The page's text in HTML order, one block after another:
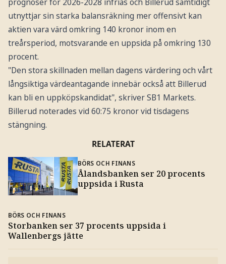
utnyttjar sin starka balansräkning mer offensivt kan
aktien vara värd omkring 140 kronor inom en
treårsperiod, motsvarande en uppsida på omkring 130
procent.
"Den stora skillnaden mellan dagens värdering och vårt
långsiktiga värdeantagande innebär också att Billerud
kan bli en uppköpskandidat", skriver SB1 Markets.
Billerud noterades vid 60:75 kronor vid tisdagens
stängning.
RELATERAT
BÖRS OCH FINANS
Ålandsbanken ser 20 procents
uppsida i Rusta
BÖRS OCH FINANS
Storbanken ser 37 procents uppsida i
Wallenbergs jätte